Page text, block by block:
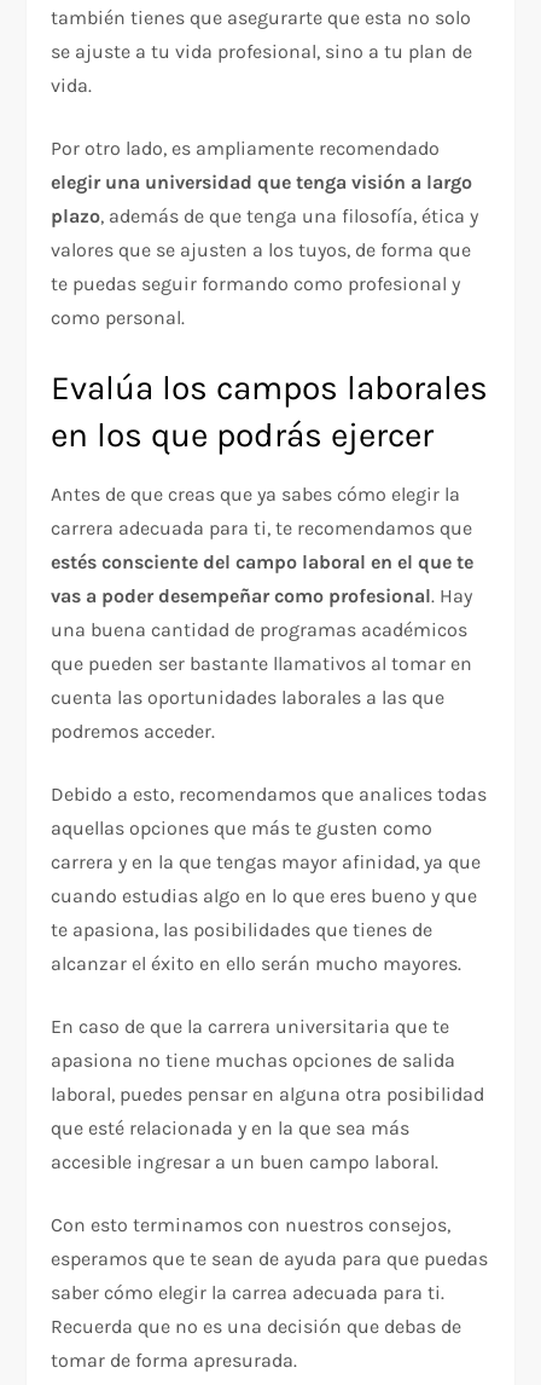
también tienes que asegurarte que esta no solo
se ajuste a tu vida profesional, sino a tu plan de
vida.
Por otro lado, es ampliamente recomendado
elegir una universidad que tenga visión a largo
plazo, además de que tenga una filosofía, ética y
valores que se ajusten a los tuyos, de forma que
te puedas seguir formando como profesional y
como personal.
Evalúa los campos laborales
en los que podrás ejercer
Antes de que creas que ya sabes cómo elegir la
carrera adecuada para ti, te recomendamos que
estés consciente del campo laboral en el que te
vas a poder desempeñar como profesional. Hay
una buena cantidad de programas académicos
que pueden ser bastante llamativos al tomar en
cuenta las oportunidades laborales a las que
podremos acceder.
Debido a esto, recomendamos que analices todas
aquellas opciones que más te gusten como
carrera y en la que tengas mayor afinidad, ya que
cuando estudias algo en lo que eres bueno y que
te apasiona, las posibilidades que tienes de
alcanzar el éxito en ello serán mucho mayores.
En caso de que la carrera universitaria que te
apasiona no tiene muchas opciones de salida
laboral, puedes pensar en alguna otra posibilidad
que esté relacionada y en la que sea más
accesible ingresar a un buen campo laboral.
Con esto terminamos con nuestros consejos,
esperamos que te sean de ayuda para que puedas
saber cómo elegir la carrea adecuada para ti.
Recuerda que no es una decisión que debas de
tomar de forma apresurada.